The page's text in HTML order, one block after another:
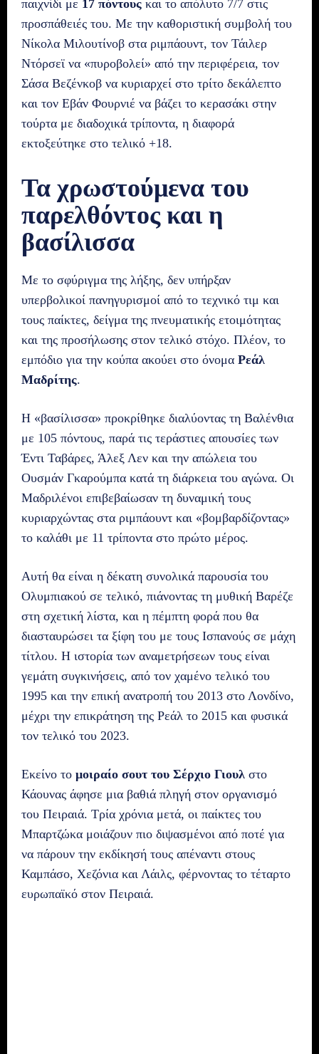
παιχνίδι με 17 πόντους και το απόλυτο 7/7 στις
προσπάθειές του. Με την καθοριστική συμβολή του
Νίκολα Μιλουτίνοβ στα ριμπάουντ, τον Τάιλερ
Ντόρσεϊ να «πυροβολεί» από την περιφέρεια, τον
Σάσα Βεζένκοβ να κυριαρχεί στο τρίτο δεκάλεπτο
και τον Εβάν Φουρνιέ να βάζει το κερασάκι στην
τούρτα με διαδοχικά τρίποντα, η διαφορά
εκτοξεύτηκε στο τελικό +18.
Τα χρωστούμενα του
παρελθόντος και η
βασίλισσα
Με το σφύριγμα της λήξης, δεν υπήρξαν
υπερβολικοί πανηγυρισμοί από το τεχνικό τιμ και
τους παίκτες, δείγμα της πνευματικής ετοιμότητας
και της προσήλωσης στον τελικό στόχο. Πλέον, το
εμπόδιο για την κούπα ακούει στο όνομα Ρεάλ
Μαδρίτης.
Η «βασίλισσα» προκρίθηκε διαλύοντας τη Βαλένθια
με 105 πόντους, παρά τις τεράστιες απουσίες των
Έντι Ταβάρες, Άλεξ Λεν και την απώλεια του
Ουσμάν Γκαρούμπα κατά τη διάρκεια του αγώνα. Οι
Μαδριλένοι επιβεβαίωσαν τη δυναμική τους
κυριαρχώντας στα ριμπάουντ και «βομβαρδίζοντας»
το καλάθι με 11 τρίποντα στο πρώτο μέρος.
Αυτή θα είναι η δέκατη συνολικά παρουσία του
Ολυμπιακού σε τελικό, πιάνοντας τη μυθική Βαρέζε
στη σχετική λίστα, και η πέμπτη φορά που θα
διασταυρώσει τα ξίφη του με τους Ισπανούς σε μάχη
τίτλου. Η ιστορία των αναμετρήσεων τους είναι
γεμάτη συγκινήσεις, από τον χαμένο τελικό του
1995 και την επική ανατροπή του 2013 στο Λονδίνο,
μέχρι την επικράτηση της Ρεάλ το 2015 και φυσικά
τον τελικό του 2023.
Εκείνο το μοιραίο σουτ του Σέρχιο Γιουλ στο
Κάουνας άφησε μια βαθιά πληγή στον οργανισμό
του Πειραιά. Τρία χρόνια μετά, οι παίκτες του
Μπαρτζώκα μοιάζουν πιο διψασμένοι από ποτέ για
να πάρουν την εκδίκησή τους απέναντι στους
Καμπάσο, Χεζόνια και Λάιλς, φέρνοντας το τέταρτο
ευρωπαϊκό στον Πειραιά.